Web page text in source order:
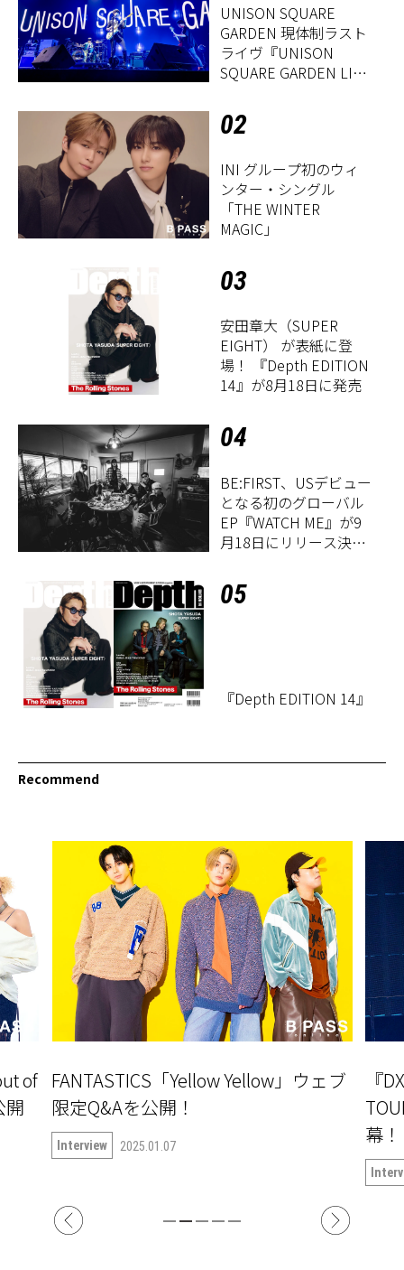
UNISON SQUARE
GARDEN 現体制ラスト
ライヴ『UNISON
SQUARE GARDEN LIVE
Period」』レポート
02
INI グループ初のウィ
ンター・シングル
「THE WINTER
MAGIC」
03
安田章大（SUPER
EIGHT） が表紙に登
場！ 『Depth EDITION
14』が8月18日に発売
04
BE:FIRST、USデビュー
となる初のグローバル
EP『WATCH ME』が9
月18日にリリース決
05
『Depth EDITION 14』
Recommend
of
開
FANTASTICS「Yellow Yellow」ウェブ
限定Q&Aを公開！
Interview 2025.01.07
『